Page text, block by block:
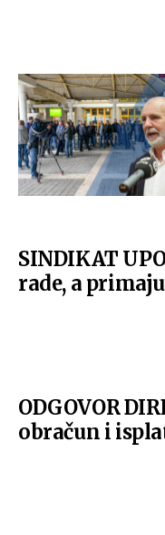
SINDIKAT
rade, a
ODGOVOR
obračun i